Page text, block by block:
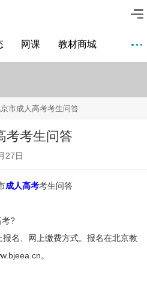
网课 教材商城
市成人高考考生问答
考考生问答
27日
成人高考考生问答
?
名、网上缴费方式。报名在北京教
。